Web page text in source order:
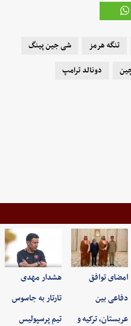
تنگه هرمز
شی جین پینگ
دونالد ترامپ
امضای توافق
دفاعی بین
عربستان، ترکیه و
هشدار مهدی
تارتار به جاسوس
تیم پرسپولیس